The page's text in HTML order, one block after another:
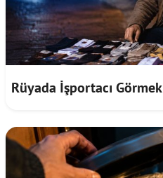
Rüyada İşportacı Görmek